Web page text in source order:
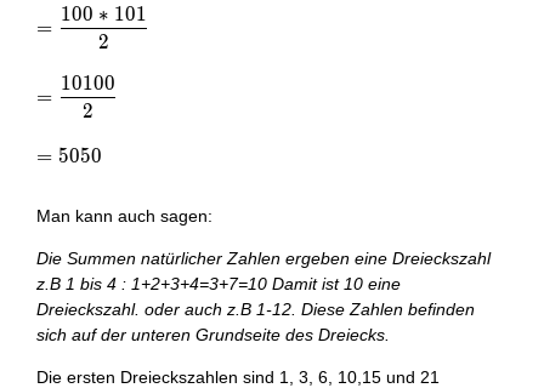
=
2
100 ∗ 101
=
2
10100
= 5050
Man kann auch sagen:
Die Summen natürlicher Zahlen ergeben eine Dreieckszahl
z.B 1 bis 4 : 1+2+3+4=3+7=10 Damit ist 10 eine
Dreieckszahl. oder auch z.B 1-12. Diese Zahlen befinden
sich auf der unteren Grundseite des Dreiecks.
Die ersten Dreieckszahlen sind 1, 3, 6, 10,15 und 21